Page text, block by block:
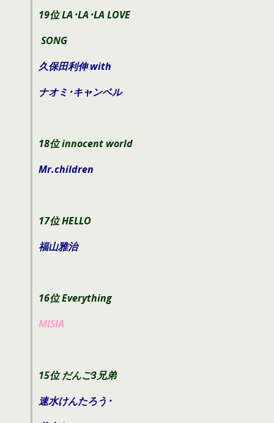
19位 LA･LA･LA LOVE
SONG
久保田利伸 with
ナオミ･キャンベル
18位 innocent world
Mr.children
17位 HELLO
福山雅治
16位 Everything
MISIA
15位 だんご3兄弟
速水けんたろう･